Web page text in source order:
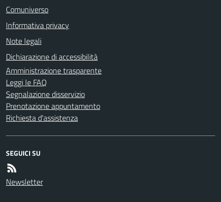
Comuniverso
Informativa privacy
Note legali
Dichiarazione di accessibilità
Amministrazione trasparente
Leggi le FAQ
Segnalazione disservizio
Prenotazione appuntamento
Richiesta d'assistenza
SEGUICI SU
Newsletter